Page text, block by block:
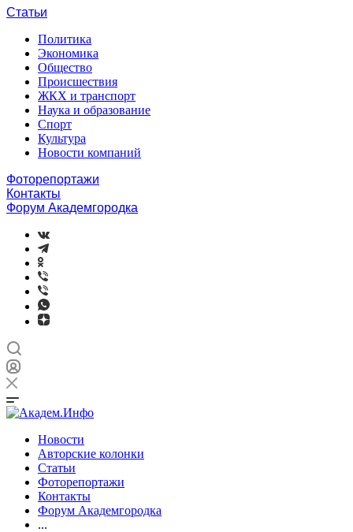
Статьи
Политика
Экономика
Общество
Происшествия
ЖКХ и транспорт
Наука и образование
Спорт
Культура
Новости компаний
Фоторепортажи
Контакты
Форум Академгородка
Новости
Авторские колонки
Статьи
Фоторепортажи
Контакты
Форум Академгородка
...